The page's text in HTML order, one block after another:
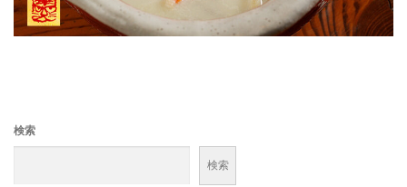
検索
検索